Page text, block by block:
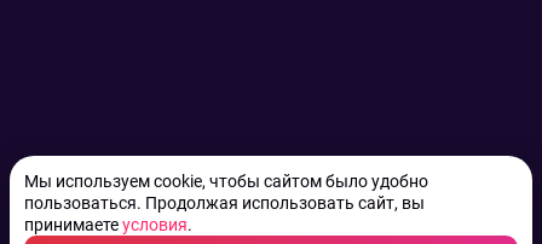
Мы используем cookie, чтобы сайтом было удобно
пользоваться. Продолжая использовать сайт, вы
принимаетеусловия.